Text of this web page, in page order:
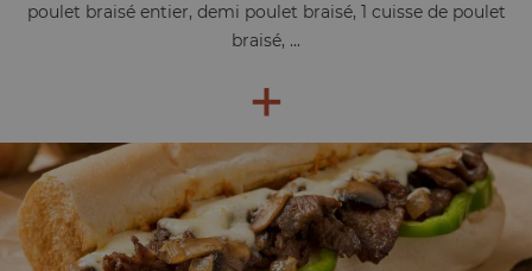
poulet braisé entier, demi poulet braisé, 1 cuisse de poulet
braisé, ...
+